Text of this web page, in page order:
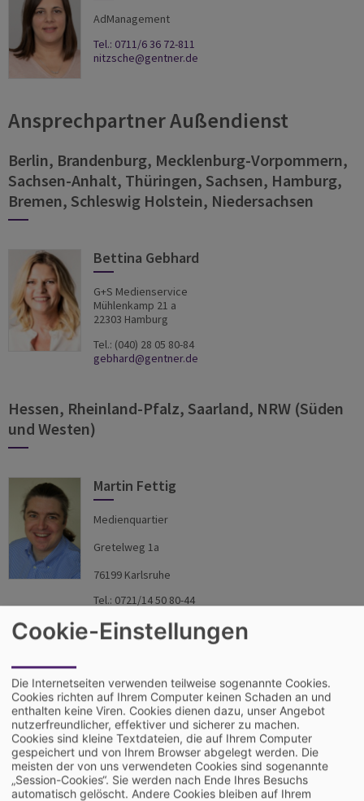
AdManagement
Tel.: 0711/6 36 72-811
nitzsche@gentner.de
Ansprechpartner Außendienst
Berlin, Brandenburg, Mecklenburg-Vorpommern,
Sachsen-Anhalt, Thüringen, Sachsen, Hamburg,
Bremen, Schleswig Holstein, Niedersachsen
Bettina Gebhard
G+S Medienservice
Mühlenkamp 21 a
22303 Hamburg
Tel.: (040) 28 05 80-84
gebhard@gentner.de
Hessen, Rheinland-Pfalz, Saarland, NRW (Süden
und Westen)
Martin Fettig
Medienquartier
Gretelweg 1a
76199 Karlsruhe
Tel.: 0721/14 50 80-44
martin.fettig@gentner.de
Dina Fettig
Medienquartier
Gretelweg 1a
76199 Karlsruhe
Tel.: 0721/14 50 80-42
Cookie-Einstellungen
Die Internetseiten verwenden teilweise sogenannte Cookies.
Cookies richten auf Ihrem Computer keinen Schaden an und
enthalten keine Viren. Cookies dienen dazu, unser Angebot
nutzerfreundlicher, effektiver und sicherer zu machen.
Cookies sind kleine Textdateien, die auf Ihrem Computer
gespeichert und von Ihrem Browser abgelegt werden. Die
meisten der von uns verwendeten Cookies sind sogenannte
„Session-Cookies“. Sie werden nach Ende Ihres Besuchs
automatisch gelöscht. Andere Cookies bleiben auf Ihrem